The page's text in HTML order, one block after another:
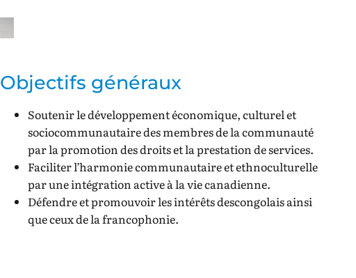
Objectifs généraux
Soutenir le développement économique, culturel et
sociocommunautaire des membres de la communauté
par la promotion des droits et la prestation de services.
Faciliter l’harmonie communautaire et ethnoculturelle
par une intégration active à la vie canadienne.
Défendre et promouvoir les intérêts descongolais ainsi
que ceux de la francophonie.